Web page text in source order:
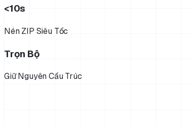
<10s
Nén ZIP Siêu Tốc
Trọn Bộ
Giữ Nguyên Cấu Trúc